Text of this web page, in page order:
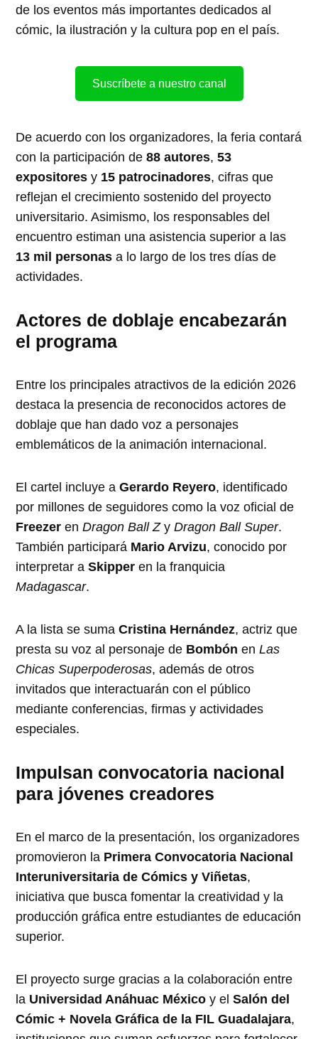
de los eventos más importantes dedicados al
cómic, la ilustración y la cultura pop en el país.
Suscríbete a nuestro canal
De acuerdo con los organizadores, la feria contará
con la participación de88 autores,53
expositores y 15 patrocinadores, cifras que
reflejan el crecimiento sostenido del proyecto
universitario. Asimismo, los responsables del
encuentro estiman una asistencia superior a las
13 mil personas a lo largo de los tres días de
actividades.
Actores de doblaje encabezarán
el programa
Entre los principales atractivos de la edición 2026
destaca la presencia de reconocidos actores de
doblaje que han dado voz a personajes
emblemáticos de la animación internacional.
El cartel incluye aGerardo Reyero, identificado
por millones de seguidores como la voz oficial de
Freezer enDragon Ball ZyDragon Ball Super.
También participará Mario Arvizu, conocido por
interpretar aSkipper en la franquicia
Madagascar.
A la lista se sumaCristina Hernández, actriz que
presta su voz al personaje de Bombón enLas
Chicas Superpoderosas, además de otros
invitados que interactuarán con el público
mediante conferencias, firmas y actividades
especiales.
Impulsan convocatoria nacional
para jóvenes creadores
En el marco de la presentación, los organizadores
promovieron la Primera Convocatoria Nacional
Interuniversitaria de Cómics y Viñetas,
iniciativa que busca fomentar la creatividad y la
producción gráfica entre estudiantes de educación
superior.
El proyecto surge gracias a la colaboración entre
la Universidad Anáhuac México y elSalón del
Cómic + Novela Gráfica de la FIL Guadalajara,